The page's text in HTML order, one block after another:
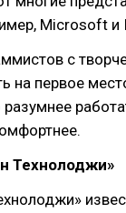
Microsoft и
с
на первое
разумнее
Технолоджи»